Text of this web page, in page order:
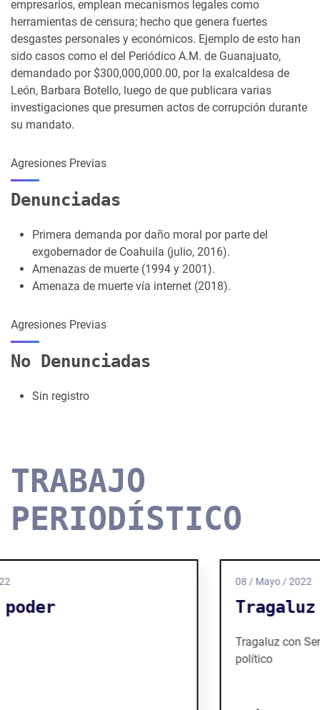
empresarios, emplean mecanismos legales como
herramientas de censura; hecho que genera fuertes
desgastes personales y económicos. Ejemplo de esto han
sido casos como el del Periódico A.M. de Guanajuato,
demandado por $300,000,000.00, por la exalcaldesa de
León, Barbara Botello, luego de que publicara varias
investigaciones que presumen actos de corrupción durante
su mandato.
Agresiones Previas
Denunciadas
Primera demanda por daño moral por parte del
exgobernador de Coahuila (julio, 2016).
Amenazas de muerte (1994 y 2001).
Amenaza de muerte vía internet (2018).
Agresiones Previas
No Denunciadas
Sin registro
TRABAJO
PERIODÍSTICO
Tragaluz / Opinión
Tragaluz con Sergio Aguayo, académico y analista